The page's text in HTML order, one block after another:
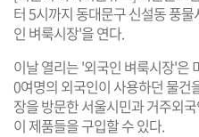
터 5시까지 동대문구 신설동 풍
인 벼룩시장'을 연다.
이날 열리는 '외국인 벼룩시장'은
0여명의 외국인이 사용하던 물건
장을 방문한 서울시민과 거주외
이 제품들을 구입할 수 있다.